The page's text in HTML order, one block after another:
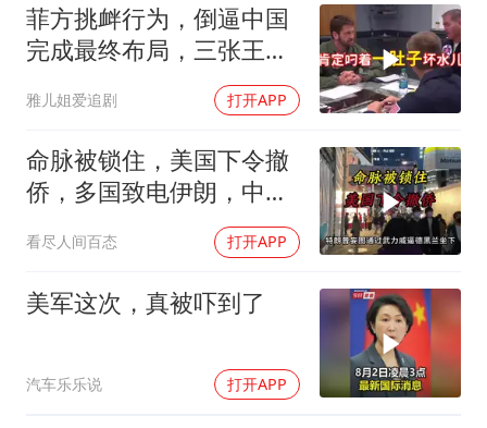
胡彦斌韩磊 谁帮谁
百花奖开幕式
美股存储板块集体大跌
夯实基础开新局
菲方挑衅行为，倒逼中国
完成最终布局，三张王牌
雅儿姐爱追剧 打开APP
命脉被锁住，美国下令撤
侨，多国致电伊朗，中国
看尽人间百态 打开APP
美军这次，真被吓到了
汽车乐乐说 打开APP